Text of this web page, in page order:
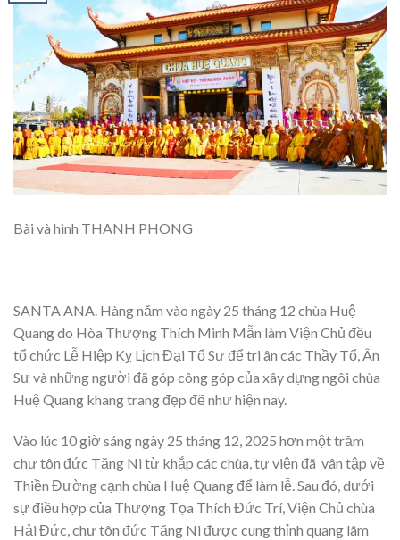
Bài và hình THANH PHONG
SANTA ANA. Hàng năm vào ngày 25 tháng 12 chùa Huệ
Quang do Hòa Thượng Thích Minh Mẫn làm Viện Chủ đều
tổ chức Lễ Hiệp Kỵ Lịch Đại Tổ Sư để tri ân các Thầy Tổ, Ân
Sư và những người đã góp công góp của xây dựng ngôi chùa
Huệ Quang khang trang đẹp đẽ như hiện nay.
Vào lúc 10 giờ sáng ngày 25 tháng 12, 2025 hơn một trăm
chư tôn đức Tăng Ni từ khắp các chùa, tự viện đã vân tập về
Thiền Đường cạnh chùa Huệ Quang để làm lễ. Sau đó, dưới
sự điều hợp của Thượng Tọa Thích Đức Trí, Viện Chủ chùa
Hải Đức, chư tôn đức Tăng Ni được cung thỉnh quang lâm